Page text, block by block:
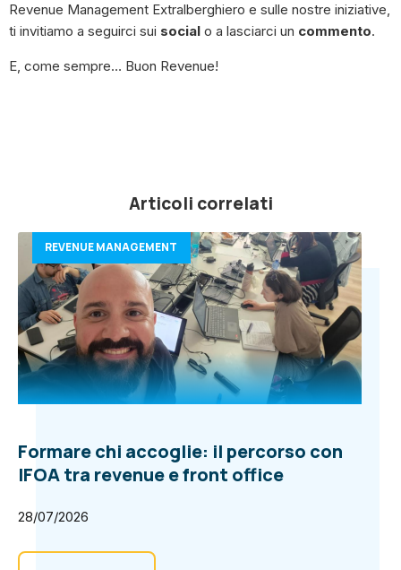
Revenue Management Extralberghiero e sulle nostre iniziative,
ti invitiamo a seguirci sui social o a lasciarci un commento.
E, come sempre… Buon Revenue!
Articoli correlati
REVENUE MANAGEMENT
Formare chi accoglie: il percorso con
IFOA tra revenue e front office
28/07/2026